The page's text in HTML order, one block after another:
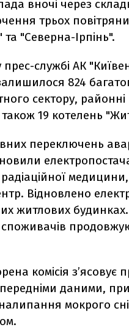
вночі через
трьох
та "Северна-Ірпінь".
службі АК
824
сектору, районні
19 котелень
переключень
Відновлено
житлових
комісія
даними,
налипання мокрого